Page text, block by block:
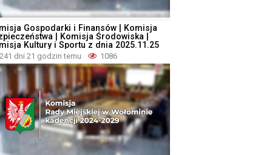
Gospodarki i Finansów | Komisja
| Komisja Środowiska |
Kultury i Sportu z dnia 2025.11.25
241 dni 21 godzin temu 1086